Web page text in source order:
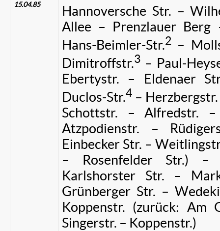
15.04.85
Hannoversche Str. –
Allee – Prenzlauer Berg
Hans-Beimler-Str.2 –
Dimitroffstr.3 – Paul-
Ebertystr. – Eldenaer
Duclos-Str.4 –
Schottstr. – Alfredstr.
Atzpodienstr. –
Einbecker Str. –
– Rosenfelder Str.)
Karlshorster Str. –
Grünberger Str. –
Koppenstr. (zurück: Am
Singerstr. – Koppenstr.)